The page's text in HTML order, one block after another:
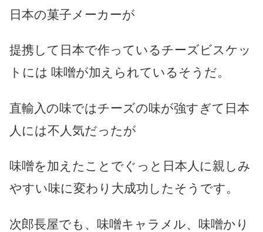
日本の菓子メーカーが
提携して日本で作っているチーズビスケッ
トには 味噌が加えられているそうだ。
直輸入の味ではチーズの味が強すぎて日本
人には不人気だったが
味噌を加えたことでぐっと日本人に親しみ
やすい味に変わり大成功したそうです。
次郎長屋でも、味噌キャラメル、味噌かり